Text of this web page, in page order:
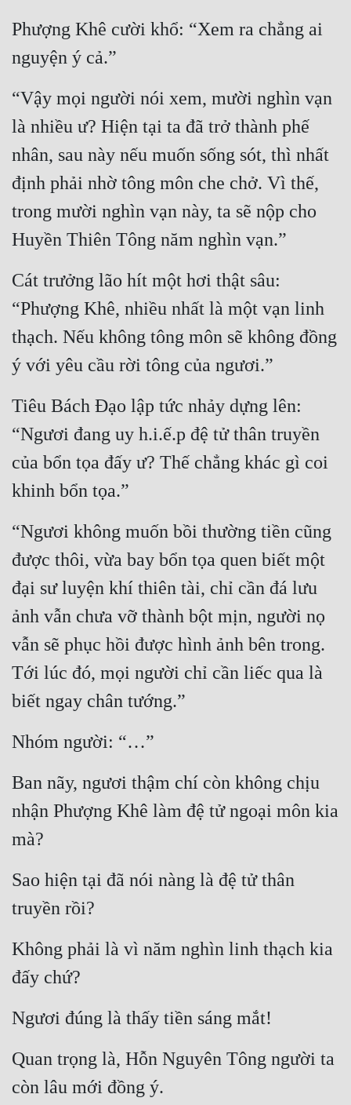
Phượng Khê cười khổ: “Xem ra chẳng ai
nguyện ý cả.”
“Vậy mọi người nói xem, mười nghìn vạn
là nhiều ư? Hiện tại ta đã trở thành phế
nhân, sau này nếu muốn sống sót, thì nhất
định phải nhờ tông môn che chở. Vì thế,
trong mười nghìn vạn này, ta sẽ nộp cho
Huyền Thiên Tông năm nghìn vạn.”
Cát trưởng lão hít một hơi thật sâu:
“Phượng Khê, nhiều nhất là một vạn linh
thạch. Nếu không tông môn sẽ không đồng
ý với yêu cầu rời tông của ngươi.”
Tiêu Bách Đạo lập tức nhảy dựng lên:
“Ngươi đang uy h.i.ế.p đệ tử thân truyền
của bổn tọa đấy ư? Thế chẳng khác gì coi
khinh bổn tọa.”
“Ngươi không muốn bồi thường tiền cũng
được thôi, vừa bay bổn tọa quen biết một
đại sư luyện khí thiên tài, chỉ cần đá lưu
ảnh vẫn chưa vỡ thành bột mịn, người nọ
vẫn sẽ phục hồi được hình ảnh bên trong.
Tới lúc đó, mọi người chỉ cần liếc qua là
biết ngay chân tướng.”
Nhóm người: “…”
Ban nãy, ngươi thậm chí còn không chịu
nhận Phượng Khê làm đệ tử ngoại môn kia
mà?
Sao hiện tại đã nói nàng là đệ tử thân
truyền rồi?
Không phải là vì năm nghìn linh thạch kia
đấy chứ?
Ngươi đúng là thấy tiền sáng mắt!
Quan trọng là, Hỗn Nguyên Tông người ta
còn lâu mới đồng ý.